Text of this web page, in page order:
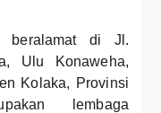
beralamat di Jl.
Ulu Konaweha,
Kolaka, Provinsi
lembaga